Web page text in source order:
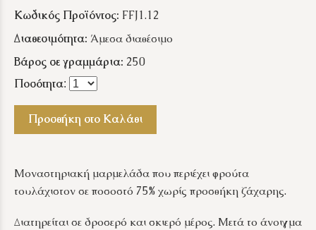
Κωδικός Προϊόντος: FFJ1.12
Διαθεσιμότητα: Άμεσα διαθέσιμο
Βάρος σε γραμμάρια: 250
Ποσότητα:
Προσθήκη στο Καλάθι
Μοναστηριακή μαρμελάδα που περιέχει φρούτα
τουλάχιστον σε ποσοστό 75% χωρίς προσθήκη ζάχαρης.
Διατηρείται σε δροσερό και σκιερό μέρος. Μετά το άνοιγμα